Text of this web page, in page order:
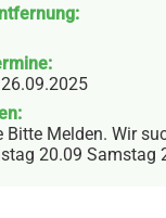
Bitte Melden. Wir
20.09 Samstag